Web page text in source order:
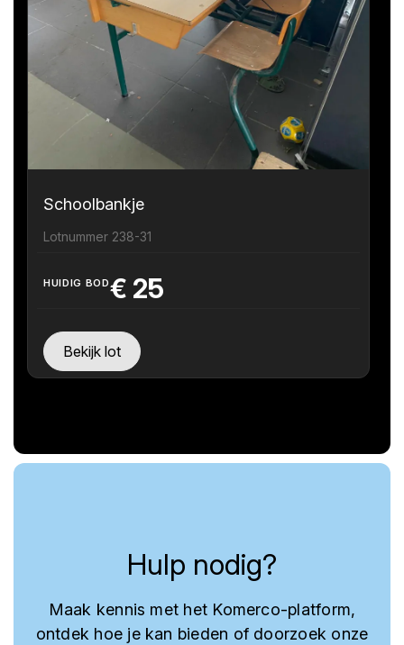
Schoolbankje
Lotnummer 238-31
HUIDIG BOD€ 25
Bekijk lot
Hulp nodig?
Maak kennis met het Komerco-platform,
ontdek hoe je kan bieden of doorzoek onze